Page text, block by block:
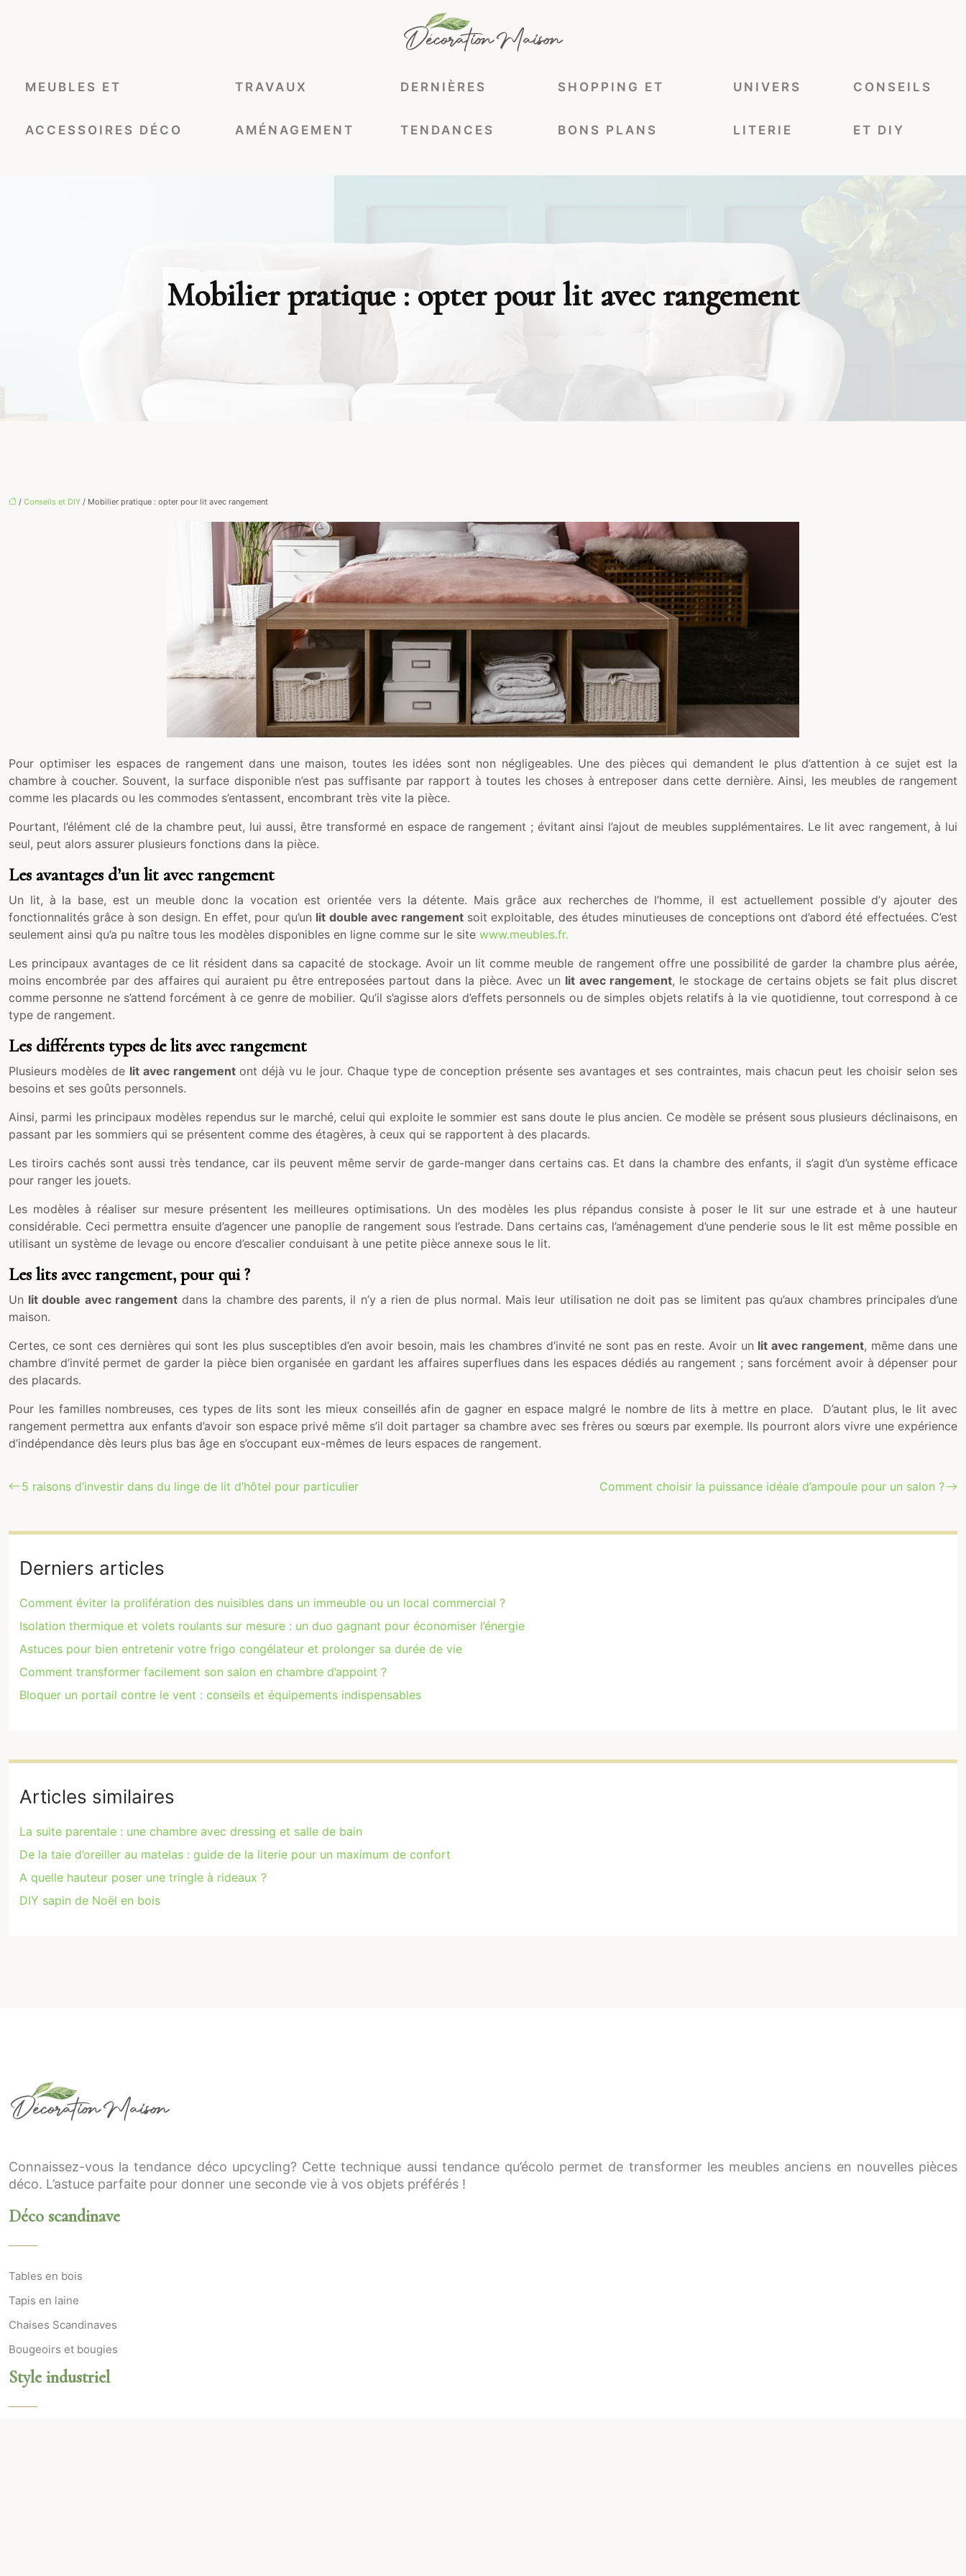
MEUBLES ET
ACCESSOIRES DÉCO
TRAVAUX
AMÉNAGEMENT
DERNIÈRES
TENDANCES
SHOPPING ET
BONS PLANS
UNIVERS
LITERIE
CONSEILS
ET DIY
Mobilier pratique : opter pour lit avec rangement
/ Conseils et DIY / Mobilier pratique : opter pour lit avec rangement
Pour optimiser les espaces de rangement dans une maison, toutes les idées sont non négligeables. Une des pièces qui demandent le plus d’attention à ce sujet est la
chambre à coucher. Souvent, la surface disponible n’est pas suffisante par rapport à toutes les choses à entreposer dans cette dernière. Ainsi, les meubles de rangement
comme les placards ou les commodes s’entassent, encombrant très vite la pièce.
Pourtant, l’élément clé de la chambre peut, lui aussi, être transformé en espace de rangement ; évitant ainsi l’ajout de meubles supplémentaires. Le lit avec rangement, à lui
seul, peut alors assurer plusieurs fonctions dans la pièce.
Les avantages d’un lit avec rangement
Un lit, à la base, est un meuble donc la vocation est orientée vers la détente. Mais grâce aux recherches de l’homme, il est actuellement possible d’y ajouter des
fonctionnalités grâce à son design. En effet, pour qu’un lit double avec rangementsoit exploitable, des études minutieuses de conceptions ont d’abord été effectuées. C’est
seulement ainsi qu’a pu naître tous les modèles disponibles en ligne comme sur le site www.meubles.fr.
Les principaux avantages de ce lit résident dans sa capacité de stockage. Avoir un lit comme meuble de rangement offre une possibilité de garder la chambre plus aérée,
moins encombrée par des affaires qui auraient pu être entreposées partout dans la pièce. Avec un lit avec rangement, le stockage de certains objets se fait plus discret
comme personne ne s’attend forcément à ce genre de mobilier. Qu’il s’agisse alors d’effets personnels ou de simples objets relatifs à la vie quotidienne, tout correspond à ce
type de rangement.
Les différents types de lits avec rangement
Plusieurs modèles de lit avec rangement ont déjà vu le jour. Chaque type de conception présente ses avantages et ses contraintes, mais chacun peut les choisir selon ses
besoins et ses goûts personnels.
Ainsi, parmi les principaux modèles rependus sur le marché, celui qui exploite le sommier est sans doute le plus ancien. Ce modèle se présent sous plusieurs déclinaisons, en
passant par les sommiers qui se présentent comme des étagères, à ceux qui se rapportent à des placards.
Les tiroirs cachés sont aussi très tendance, car ils peuvent même servir de garde-manger dans certains cas. Et dans la chambre des enfants, il s’agit d’un système efficace
pour ranger les jouets.
Les modèles à réaliser sur mesure présentent les meilleures optimisations. Un des modèles les plus répandus consiste à poser le lit sur une estrade et à une hauteur
considérable. Ceci permettra ensuite d’agencer une panoplie de rangement sous l’estrade. Dans certains cas, l’aménagement d’une penderie sous le lit est même possible en
utilisant un système de levage ou encore d’escalier conduisant à une petite pièce annexe sous le lit.
Les lits avec rangement, pour qui ?
Un lit double avec rangementdans la chambre des parents, il n’y a rien de plus normal. Mais leur utilisation ne doit pas se limitent pas qu’aux chambres principales d’une
maison.
Certes, ce sont ces dernières qui sont les plus susceptibles d’en avoir besoin, mais les chambres d’invité ne sont pas en reste. Avoir un lit avec rangement, même dans une
chambre d’invité permet de garder la pièce bien organisée en gardant les affaires superflues dans les espaces dédiés au rangement ; sans forcément avoir à dépenser pour
des placards.
Pour les familles nombreuses, ces types de lits sont les mieux conseillés afin de gagner en espace malgré le nombre de lits à mettre en place. D’autant plus, le lit avec
rangement permettra aux enfants d’avoir son espace privé même s’il doit partager sa chambre avec ses frères ou sœurs par exemple. Ils pourront alors vivre une expérience
d’indépendance dès leurs plus bas âge en s’occupant eux-mêmes de leurs espaces de rangement.
5 raisons d’investir dans du linge de lit d’hôtel pour particulier Comment choisir la puissance idéale d’ampoule pour un salon ?
Derniers articles
Comment éviter la prolifération des nuisibles dans un immeuble ou un local commercial ?
Isolation thermique et volets roulants sur mesure : un duo gagnant pour économiser l’énergie
Astuces pour bien entretenir votre frigo congélateur et prolonger sa durée de vie
Comment transformer facilement son salon en chambre d’appoint ?
Bloquer un portail contre le vent : conseils et équipements indispensables
Articles similaires
La suite parentale : une chambre avec dressing et salle de bain
De la taie d’oreiller au matelas : guide de la literie pour un maximum de confort
A quelle hauteur poser une tringle à rideaux ?
DIY sapin de Noël en bois
Connaissez-vous la tendance déco upcycling? Cette technique aussi tendance qu’écolo permet de transformer les meubles anciens en nouvelles pièces
déco. L’astuce parfaite pour donner une seconde vie à vos objets préférés !
Déco scandinave
Tables en bois
Tapis en laine
Chaises Scandinaves
Bougeoirs et bougies
Style industriel